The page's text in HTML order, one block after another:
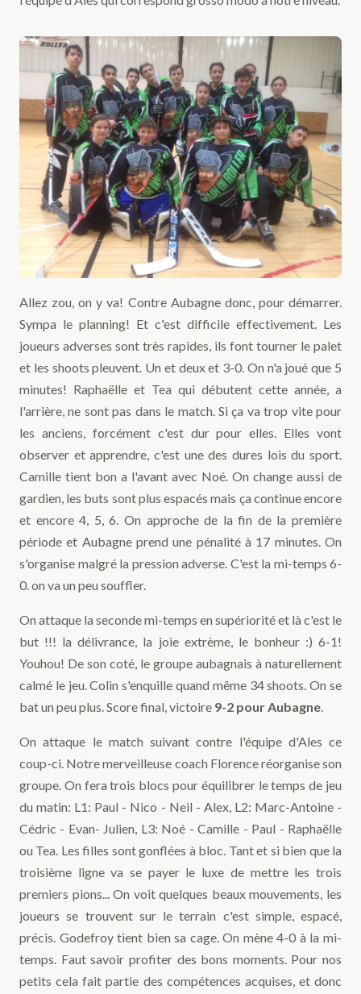
Allez zou, on y va! Contre Aubagne donc, pour démarrer.
Sympa le planning! Et c'est difficile effectivement. Les
joueurs adverses sont très rapides, ils font tourner le palet
et les shoots pleuvent. Un et deux et 3-0. On n'a joué que 5
minutes! Raphaëlle et Tea qui débutent cette année, a
l'arrière, ne sont pas dans le match. Si ça va trop vite pour
les anciens, forcément c'est dur pour elles. Elles vont
observer et apprendre, c'est une des dures lois du sport.
Camille tient bon a l'avant avec Noé. On change aussi de
gardien, les buts sont plus espacés mais ça continue encore
et encore 4, 5, 6. On approche de la fin de la première
période et Aubagne prend une pénalité à 17 minutes. On
s'organise malgré la pression adverse. C'est la mi-temps 6-
0. on va un peu souffler.
On attaque la seconde mi-temps en supériorité et là c'est le
but !!! la délivrance, la joie extrème, le bonheur :) 6-1!
Youhou! De son coté, le groupe aubagnais à naturellement
calmé le jeu. Colin s'enquille quand même 34 shoots. On se
bat un peu plus. Score final, victoire 9-2 pour Aubagne.
On attaque le match suivant contre l'équipe d'Ales ce
coup-ci. Notre merveilleuse coach Florence réorganise son
groupe. On fera trois blocs pour équilibrer le temps de jeu
du matin: L1: Paul - Nico - Neil - Alex, L2: Marc-Antoine -
Cédric - Evan- Julien, L3: Noé - Camille - Paul - Raphaëlle
ou Tea. Les filles sont gonflées à bloc. Tant et si bien que la
troisième ligne va se payer le luxe de mettre les trois
premiers pions... On voit quelques beaux mouvements, les
joueurs se trouvent sur le terrain c'est simple, espacé,
précis. Godefroy tient bien sa cage. On mène 4-0 à la mi-
temps. Faut savoir profiter des bons moments. Pour nos
petits cela fait partie des compétences acquises, et donc